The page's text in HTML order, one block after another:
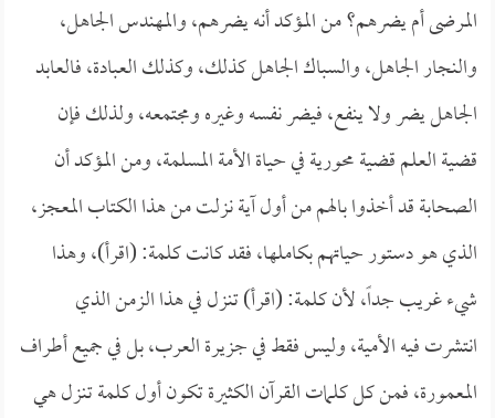
المرضى أم يضرهم؟ من المؤكد أنه يضرهم، والمهندس الجاهل،
والنجار الجاهل، والسباك الجاهل كذلك، وكذلك العبادة، فالعابد
الجاهل يضر ولا ينفع، فيضر نفسه وغيره ومجتمعه، ولذلك فإن
قضية العلم قضية محورية في حياة الأمة المسلمة، ومن المؤكد أن
الصحابة قد أخذوا بالهم من أول آية نزلت من هذا الكتاب المعجز،
الذي هو دستور حياتهم بكاملها، فقد كانت كلمة: (اقرأ)، وهذا
شيء غريب جداً، لأن كلمة: (اقرأ) تنزل في هذا الزمن الذي
انتشرت فيه الأمية، وليس فقط في جزيرة العرب، بل في جميع أطراف
المعمورة، فمن كل كلمات القرآن الكثيرة تكون أول كلمة تنزل هي